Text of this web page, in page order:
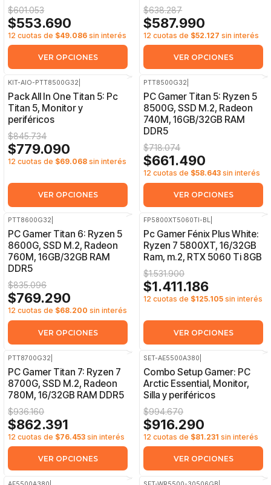
$601.053
$553.690
12 cuotas de $49.086 sin interés
VER OPCIONES
$638.287
$587.990
12 cuotas de $52.127 sin interés
VER OPCIONES
KIT-AIO-PTT8500G32
Pack All In One Titan 5: Pc
Titan 5, Monitor y
periféricos
$845.734
$779.090
12 cuotas de $69.068 sin interés
VER OPCIONES
PTT8500G32
PC Gamer Titan 5: Ryzen 5
8500G, SSD M.2, Radeon
740M, 16GB/32GB RAM
DDR5
$718.074
$661.490
12 cuotas de $58.643 sin interés
VER OPCIONES
PTT8600G32
PC Gamer Titan 6: Ryzen 5
8600G, SSD M.2, Radeon
760M, 16GB/32GB RAM
DDR5
$835.096
$769.290
12 cuotas de $68.200 sin interés
VER OPCIONES
FP5800XT5060TI-BL
Pc Gamer Fénix Plus White:
Ryzen 7 5800XT, 16/32GB
Ram, m.2, RTX 5060 Ti 8GB
$1.531.900
$1.411.186
12 cuotas de $125.105 sin interés
VER OPCIONES
PTT8700G32
PC Gamer Titan 7: Ryzen 7
8700G, SSD M.2, Radeon
780M, 16/32GB RAM DDR5
$936.160
$862.391
12 cuotas de $76.453 sin interés
VER OPCIONES
SET-AE5500A380
Combo Setup Gamer: PC
Arctic Essential, Monitor,
Silla y periféricos
$994.670
$916.290
12 cuotas de $81.231 sin interés
VER OPCIONES